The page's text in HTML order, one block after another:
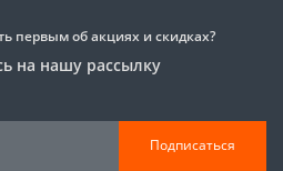
первым об акциях и скидках?
на нашу рассылку
Подписаться